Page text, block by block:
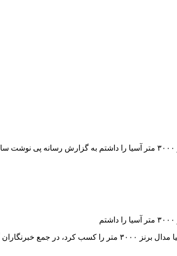
حمایت‌ها را پله موفقیت می‌کنم/ هدف بعدی طلای آسیا/سامیا شهپری: پیش‌بینی تاریخ‌سازی در دو
به گزارش رسانه پی نوشت سامیا شه‌پری، نخستین بانوی خوزستانی که در مسابقات